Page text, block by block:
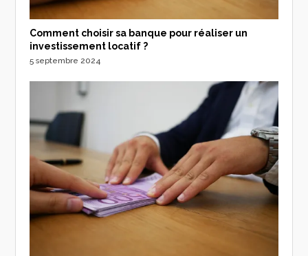
Comment choisir sa banque pour réaliser un
investissement locatif ?
5 septembre 2024